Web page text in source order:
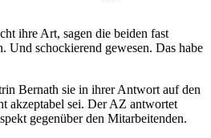
ihre Art, sagen die beiden fast
schockierend gewesen. Das habe
Bernath sie in ihrer Antwort auf den
akzeptabel sei. Der AZ antwortet
gegenüber den Mitarbeitenden.